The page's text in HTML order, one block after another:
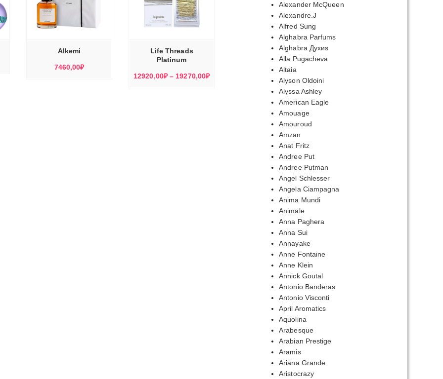
ЭТОТ
ТОВАР
ИМЕЕТ
ВЫБРАТЬ
СТРАНИЦЕ
ТОВАРА.
Alkemi
7460,00₽
ВЫБЕРИТЕ
ПАРАМЕТРЫ
ТОВАР
ИМЕЕТ
МОЖНО
ВЫБРАТЬ
СТРАНИЦЕ
Life Threads
Platinum
12920,00₽ – 19270,00₽Диапазон
Alexander McQueen
Alexandre.J
Alfred Sung
Alghabra Parfums
Alghabra Духиs
Alla Pugacheva
Altaia
Alyson Oldoini
Alyssa Ashley
American Eagle
Amouage
Amouroud
Amzan
Anat Fritz
Andree Put
Andree Putman
Angel Schlesser
Angela Ciampagna
Anima Mundi
Animale
Anna Paghera
Anna Sui
Annayake
Anne Fontaine
Anne Klein
Annick Goutal
Antonio Banderas
Antonio Visconti
April Aromatics
Aquolina
Arabesque
Arabian Prestige
Aramis
Ariana Grande
Aristocrazy